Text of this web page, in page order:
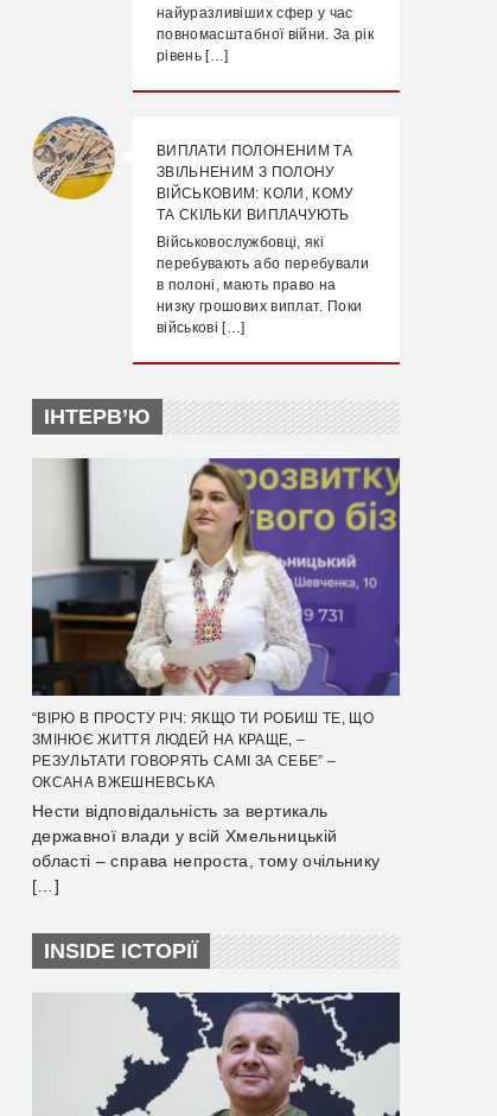
найуразливіших сфер у час
повномасштабної війни. За рік
рівень […]
ВИПЛАТИ ПОЛОНЕНИМ ТА
ЗВІЛЬНЕНИМ З ПОЛОНУ
ВІЙСЬКОВИМ: КОЛИ, КОМУ
ТА СКІЛЬКИ ВИПЛАЧУЮТЬ
Військовослужбовці, які
перебувають або перебували
в полоні, мають право на
низку грошових виплат. Поки
військові […]
ІНТЕРВ’Ю
“ВІРЮ В ПРОСТУ РІЧ: ЯКЩО ТИ РОБИШ ТЕ, ЩО
ЗМІНЮЄ ЖИТТЯ ЛЮДЕЙ НА КРАЩЕ, –
РЕЗУЛЬТАТИ ГОВОРЯТЬ САМІ ЗА СЕБЕ” –
ОКСАНА ВЖЕШНЕВСЬКА
Нести відповідальність за вертикаль
державної влади у всій Хмельницькій
області – справа непроста, тому очільнику
[…]
INSIDE ІСТОРІЇ